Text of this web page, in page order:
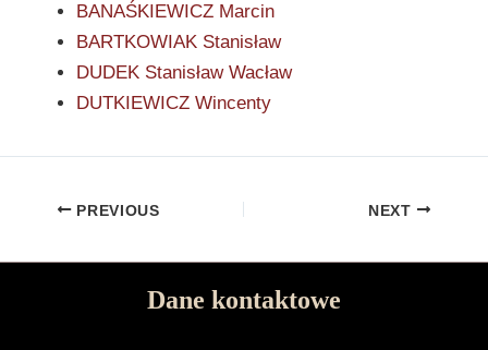
BANAŚKIEWICZ Marcin
BARTKOWIAK Stanisław
DUDEK Stanisław Wacław
DUTKIEWICZ Wincenty
PREVIOUS NEXT
Dane kontaktowe